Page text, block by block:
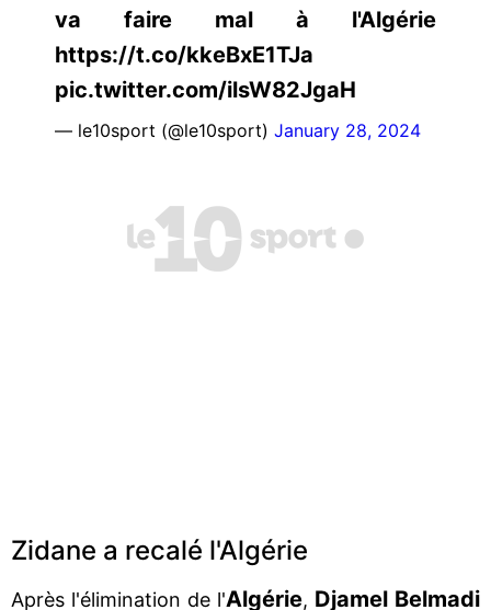
va faire mal à l'Algérie
https://t.co/kkeBxE1TJa
pic.twitter.com/ilsW82JgaH
— le10sport (@le10sport) January 28, 2024
Zidane a recalé l'Algérie
Après l'élimination de l'Algérie, Djamel Belmadi